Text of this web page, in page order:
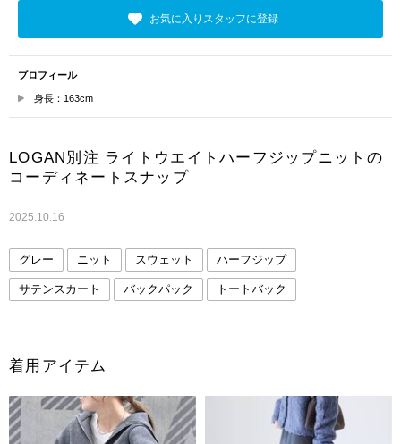
お気に入りスタッフに登録
プロフィール
身長：163cm
LOGAN別注 ライトウエイトハーフジップニットの
コーディネートスナップ
2025.10.16
グレー ニット スウェット ハーフジップ
サテンスカート バックパック トートバック
着用アイテム